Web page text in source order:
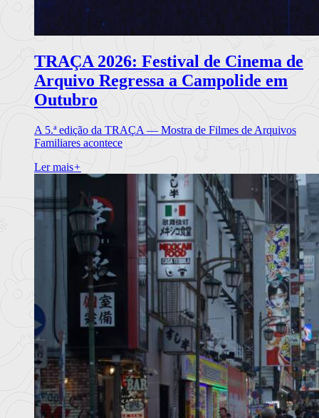
TRAÇA 2026: Festival de Cinema de
Arquivo Regressa a Campolide em
Outubro
A 5.ª edição da TRAÇA — Mostra de Filmes de Arquivos
Familiares acontece
Ler mais+